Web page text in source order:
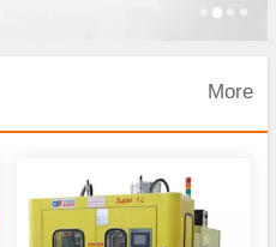
More